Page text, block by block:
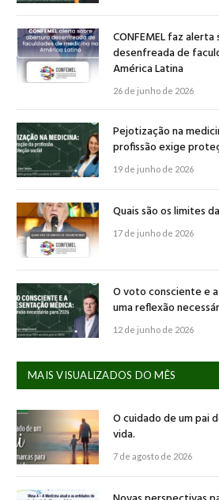
CONFEMEL faz
desenfreada de
América Latina
26 de junho de 2026
Pejotização na
profissão exige
19 de junho de 2026
Quais são os limites
17 de junho de 2026
O voto consciente e
uma reflexão
12 de junho de 2026
MAIS VISUALIZADOS DO MÊS
O cuidado de um pai
vida.
7 de agosto de 2026